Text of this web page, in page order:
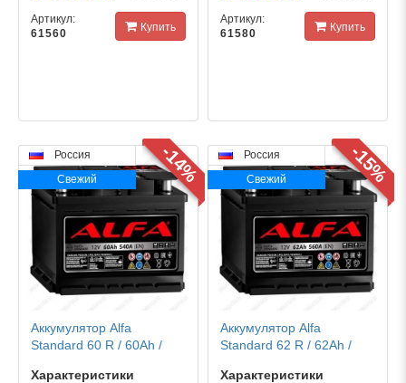
Артикул:
61560
Купить
Артикул:
61580
Купить
Россия
Свежий
-14%
Аккумулятор Alfa
Standard 60 R / 60Ah /
Характеристики
Россия
Свежий
-15%
Аккумулятор Alfa
Standard 62 R / 62Ah /
Характеристики